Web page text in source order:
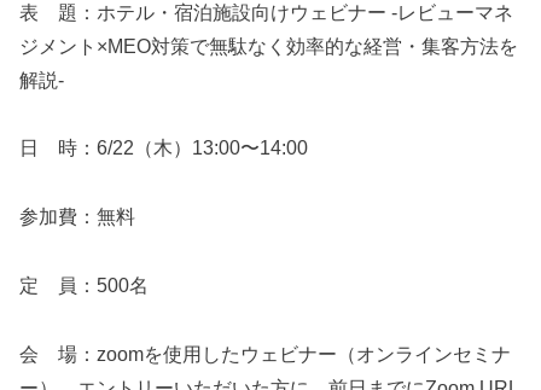
表 題：ホテル・宿泊施設向けウェビナー -レビューマネ
ジメント×MEO対策で無駄なく効率的な経営・集客方法を
解説-
日 時：6/22（木）13:00〜14:00
参加費：無料
定 員：500名
会 場：zoomを使用したウェビナー（オンラインセミナ